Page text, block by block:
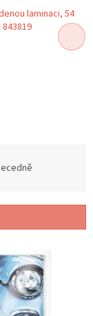
laminaci, 54
843819